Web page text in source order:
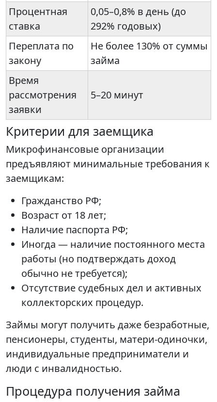
Процентная
ставка
0,05–0,8% в день (до
292% годовых)
Переплата по
закону
Не более 130% от суммы
займа
Время
рассмотрения
заявки
5–20 минут
Критерии для заемщика
Микрофинансовые организации
предъявляют минимальные требования к
заемщикам:
Гражданство РФ;
Возраст от 18 лет;
Наличие паспорта РФ;
Иногда — наличие постоянного места
работы (но подтверждать доход
обычно не требуется);
Отсутствие судебных дел и активных
коллекторских процедур.
Займы могут получить даже безработные,
пенсионеры, студенты, матери-одиночки,
индивидуальные предприниматели и
люди с инвалидностью.
Процедура получения займа